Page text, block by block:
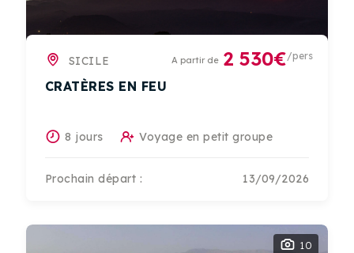
SICILE A partir de 2 530€/pers
CRATÈRES EN FEU
8 jours Voyage en petit groupe
Prochain départ : 13/09/2026
10